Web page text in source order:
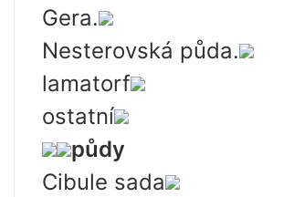
Gera.
Nesterovská půda.
lamatorf
ostatní
půdy
Cibule sada